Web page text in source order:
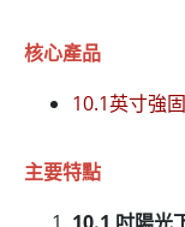
核心產品
10.1英寸強
主要特點